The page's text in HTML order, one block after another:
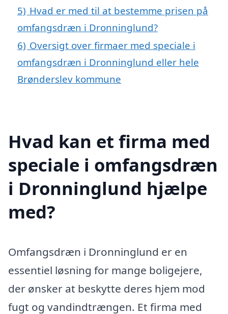
5) Hvad er med til at bestemme prisen på
omfangsdræn i Dronninglund?
6) Oversigt over firmaer med speciale i
omfangsdræn i Dronninglund eller hele
Brønderslev kommune
Hvad kan et firma med
speciale i omfangsdræn
i Dronninglund hjælpe
med?
Omfangsdræn i Dronninglund er en
essentiel løsning for mange boligejere,
der ønsker at beskytte deres hjem mod
fugt og vandindtrængen. Et firma med